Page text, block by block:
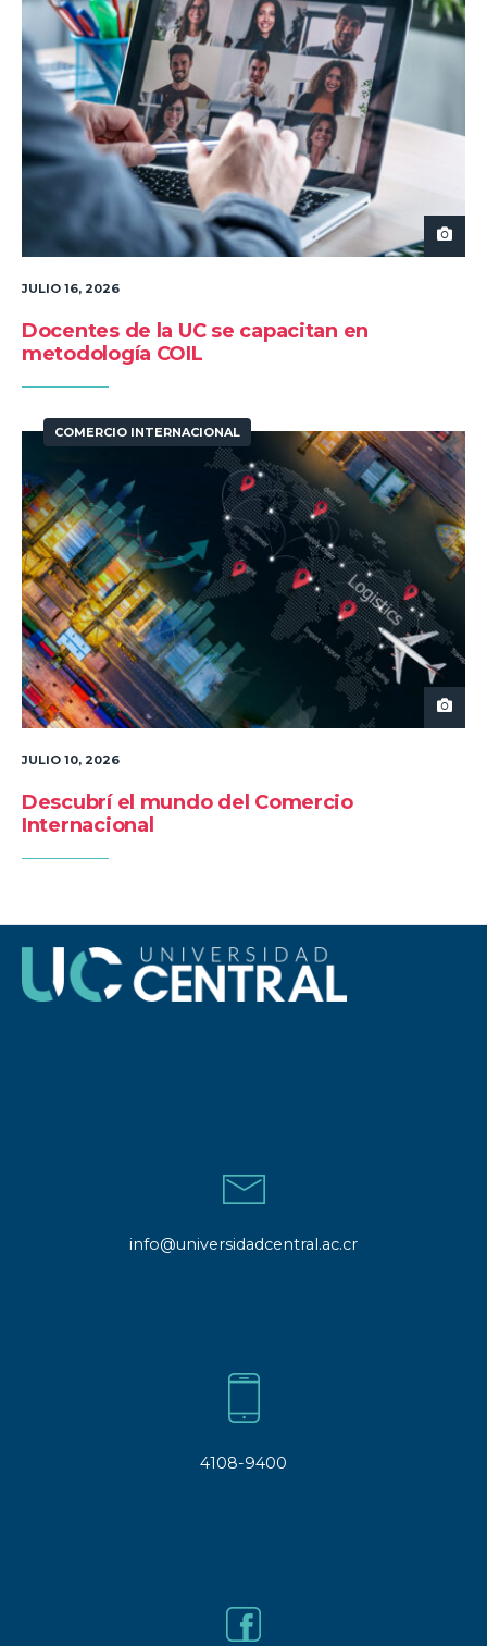
JULIO 16, 2026
Docentes de la UC se capacitan en
metodología COIL
COMERCIO INTERNACIONAL
JULIO 10, 2026
Descubrí el mundo del Comercio
Internacional
info@universidadcentral.ac.cr
4108-9400